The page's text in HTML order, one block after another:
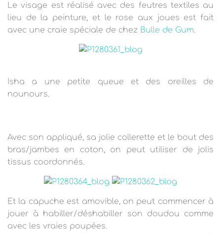
Le visage est réalisé avec des feutres textiles au
lieu de la peinture, et le rose aux joues est fait
avec une craie spéciale de chez Bulle de Gum.
Isha a une petite queue et des oreilles de
nounours.
Avec son appliqué, sa jolie collerette et le bout des
bras/jambes en coton, on peut utiliser de jolis
tissus coordonnés.
Et la capuche est amovible, on peut commencer à
jouer à habiller/déshabiller son doudou comme
avec les vraies poupées.